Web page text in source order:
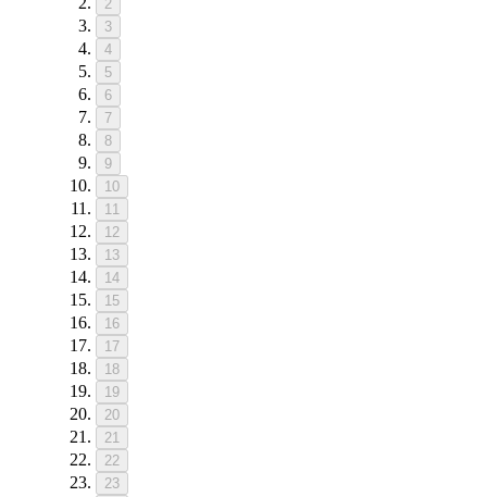
2
3
4
5
6
7
8
9
10
11
12
13
14
15
16
17
18
19
20
21
22
23